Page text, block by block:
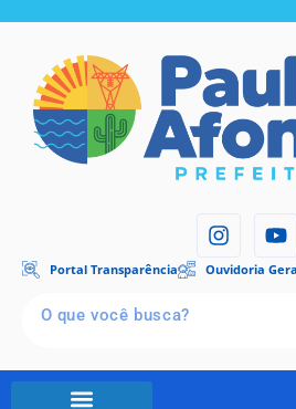
Portal Transparência Ouvidoria